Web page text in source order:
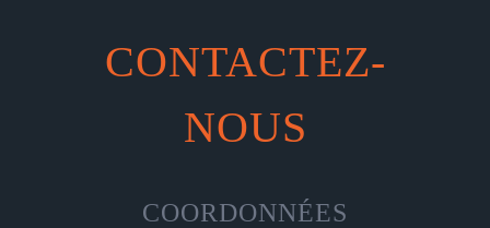
CONTACTEZ-
NOUS
COORDONNÉES